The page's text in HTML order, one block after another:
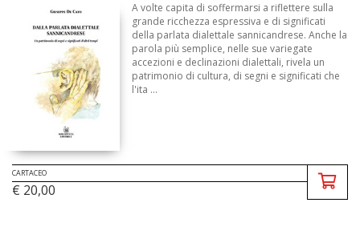
A volte capita di soffermarsi a riflettere sulla
grande ricchezza espressiva e di significati
della parlata dialettale sannicandrese. Anche la
parola più semplice, nelle sue variegate
accezioni e declinazioni dialettali, rivela un
patrimonio di cultura, di segni e significati che
l'ita ...
CARTACEO
€ 20,00